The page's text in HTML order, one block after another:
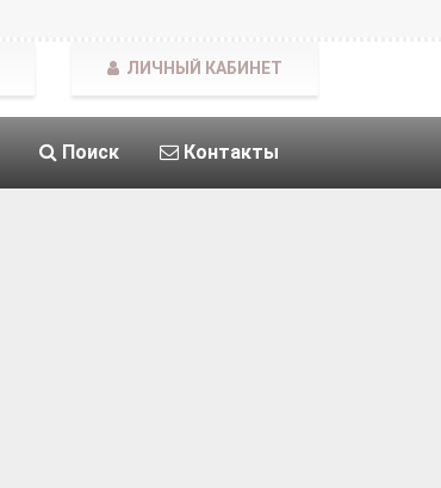
Поиск Контакты
ЛИЧНЫЙ КАБИНЕТ